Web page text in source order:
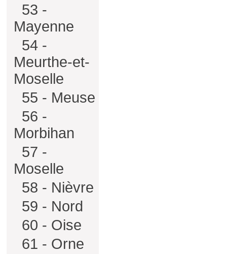
53 -
Mayenne
54 -
Meurthe-et-
Moselle
55 - Meuse
56 -
Morbihan
57 -
Moselle
58 - Nièvre
59 - Nord
60 - Oise
61 - Orne